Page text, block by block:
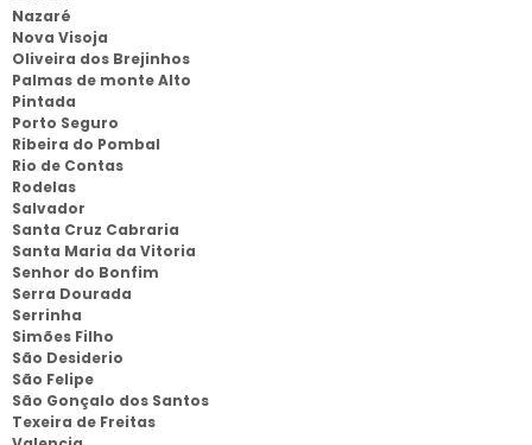
Nazaré
Nova Visoja
Oliveira dos Brejinhos
Palmas de monte Alto
Pintada
Porto Seguro
Ribeira do Pombal
Rio de Contas
Rodelas
Salvador
Santa Cruz Cabraria
Santa Maria da Vitoria
Senhor do Bonfim
Serra Dourada
Serrinha
Simões Filho
São Desiderio
São Felipe
São Gonçalo dos Santos
Texeira de Freitas